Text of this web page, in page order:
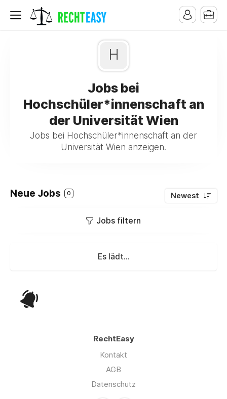
H
Jobs bei
Hochschüler*innenschaft an
der Universität Wien
Jobs bei Hochschüler*innenschaft an der
Universität Wien anzeigen.
Neue Jobs 0 Newest
Jobs filtern
Es lädt...
RechtEasy
Kontakt
AGB
Datenschutz